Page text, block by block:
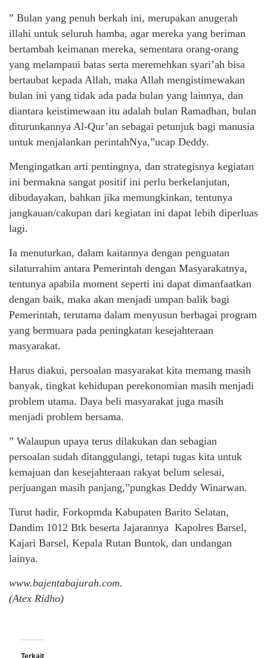
” Bulan yang penuh berkah ini, merupakan anugerah
illahi untuk seluruh hamba, agar mereka yang beriman
bertambah keimanan mereka, sementara orang-orang
yang melampaui batas serta meremehkan syari’ah bisa
bertaubat kepada Allah, maka Allah mengistimewakan
bulan ini yang tidak ada pada bulan yang lainnya, dan
diantara keistimewaan itu adalah bulan Ramadhan, bulan
diturunkannya Al-Qur’an sebagai petunjuk bagi manusia
untuk menjalankan perintahNya,”ucap Deddy.
Mengingatkan arti pentingnya, dan strategisnya kegiatan
ini bermakna sangat positif ini perlu berkelanjutan,
dibudayakan, bahkan jika memungkinkan, tentunya
jangkauan/cakupan dari kegiatan ini dapat lebih diperluas
lagi.
Ia menuturkan, dalam kaitannya dengan penguatan
silaturrahim antara Pemerintah dengan Masyarakatnya,
tentunya apabila moment seperti ini dapat dimanfaatkan
dengan baik, maka akan menjadi umpan balik bagi
Pemerintah, terutama dalam menyusun berbagai program
yang bermuara pada peningkatan kesejahteraan
masyarakat.
Harus diakui, persoalan masyarakat kita memang masih
banyak, tingkat kehidupan perekonomian masih menjadi
problem utama. Daya beli masyarakat juga masih
menjadi problem bersama.
” Walaupun upaya terus dilakukan dan sebagian
persoalan sudah ditanggulangi, tetapi tugas kita untuk
kemajuan dan kesejahteraan rakyat belum selesai,
perjuangan masih panjang,”pungkas Deddy Winarwan.
Turut hadir, Forkopmda Kabupaten Barito Selatan,
Dandim 1012 Btk beserta Jajarannya Kapolres Barsel,
Kajari Barsel, Kepala Rutan Buntok, dan undangan
lainya.
www.bajentabajurah.com.
(Atex Ridho)
Terkait